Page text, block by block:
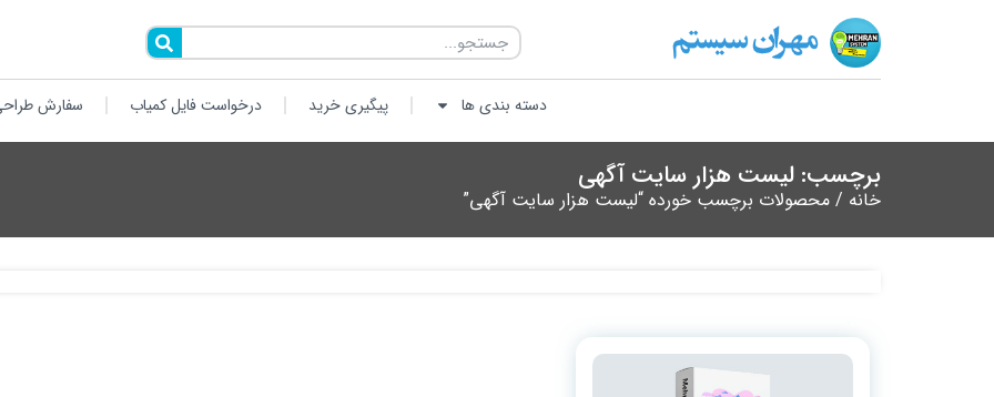
دسته بندی ها پیگیری خرید درخواست فایل کمیاب سفارش
برچسب: لیست هزار سایت آگهی
خانه / محصولات برچسب خورده “لیست هزار سایت آگهی”